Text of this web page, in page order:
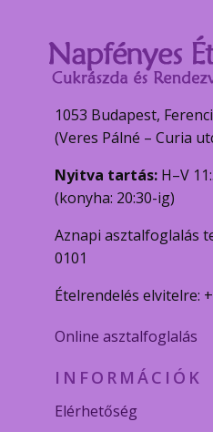
1053 Budapest,
(Veres Pálné – Curia
Nyitva tartás: H–V
(konyha: 20:30-ig)
Aznapi asztalfoglalás
0101
Ételrendelés elvitelre:
Online asztalfoglalás
INFORMÁCIÓK
Elérhetőség